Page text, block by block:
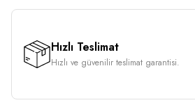
Hızlı Teslimat
Hızlı ve güvenilir teslimat garantisi.